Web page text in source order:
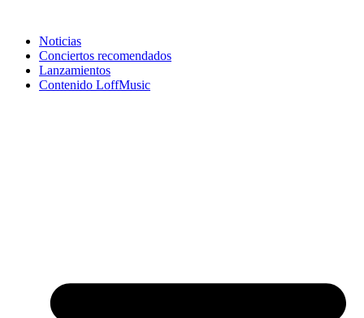
Noticias
Conciertos recomendados
Lanzamientos
Contenido LoffMusic